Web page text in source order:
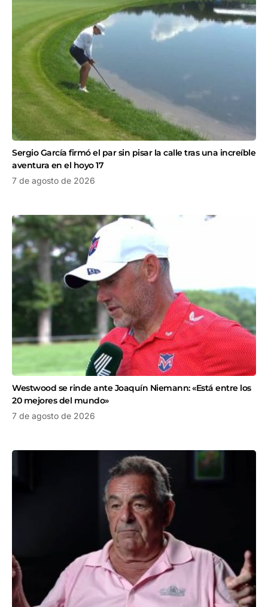
Sergio García firmó el par sin pisar la calle tras una increíble
aventura en el hoyo 17
7 de agosto de 2026
Westwood se rinde ante Joaquín Niemann: «Está entre los
20 mejores del mundo»
7 de agosto de 2026